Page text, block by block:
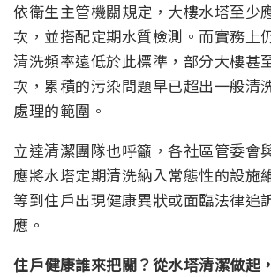
依衛生主管機關規定，大樓水塔至少
次，並搭配定期水質檢測。而實務上
清洗頻率遠低於此標準，部分大樓甚
次，累積的污染問題早已超出一般清
處理的範圍。
立達清潔團隊也呼籲，各社區管委會
應將水塔定期清洗納入常態性的設施
等到住戶出現健康異狀或面臨法律追
應。
住戶健康誰來把關？從水塔清潔做起